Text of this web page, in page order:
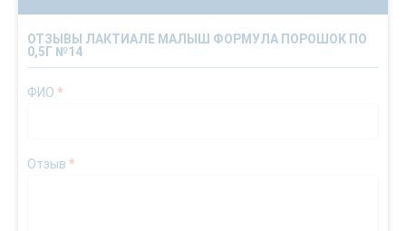
ОТЗЫВЫ ЛАКТИАЛЕ МАЛЫШ ФОРМУЛА ПОРОШОК ПО
0,5Г №14
ФИО *
Отзыв *